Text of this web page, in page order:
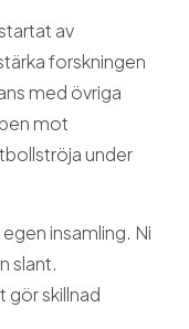
av
forskningen
med övriga
mot
under
insamling. Ni
slant.
gör skillnad